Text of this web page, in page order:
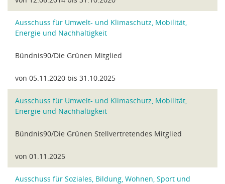
Ausschuss für Umwelt- und Klimaschutz, Mobilität,
Energie und Nachhaltigkeit
Bündnis90/Die Grünen Mitglied
von 05.11.2020 bis 31.10.2025
Ausschuss für Umwelt- und Klimaschutz, Mobilität,
Energie und Nachhaltigkeit
Bündnis90/Die Grünen Stellvertretendes Mitglied
von 01.11.2025
Ausschuss für Soziales, Bildung, Wohnen, Sport und